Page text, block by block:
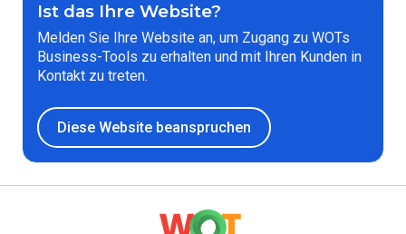
Ist das Ihre Website?
Melden Sie Ihre Website an, um Zugang zu WOTs
Business-Tools zu erhalten und mit Ihren Kunden in
Kontakt zu treten.
Diese Website beanspruchen